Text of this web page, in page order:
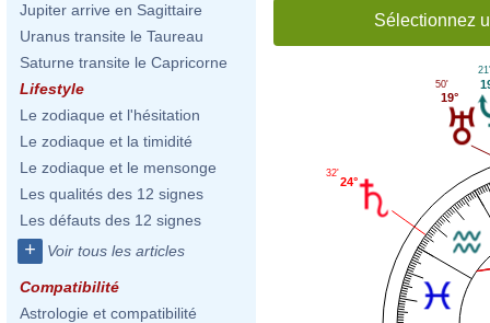
Jupiter arrive en Sagittaire
Uranus transite le Taureau
Saturne transite le Capricorne
Lifestyle
Le zodiaque et l'hésitation
Le zodiaque et la timidité
Le zodiaque et le mensonge
Les qualités des 12 signes
Les défauts des 12 signes
+ Voir tous les articles
Compatibilité
Astrologie et compatibilité
Sélectionnez
21'
19°
50'
24°
32'